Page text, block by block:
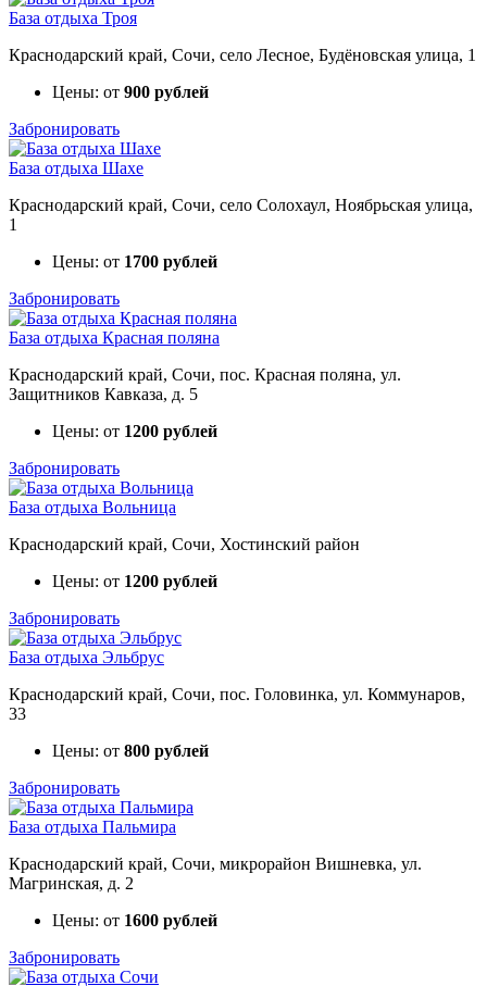
База отдыха Троя
Краснодарский край, Сочи, село Лесное, Будёновская улица, 1
Цены: от 900 рублей
Забронировать
База отдыха Шахе
Краснодарский край, Сочи, село Солохаул, Ноябрьская улица,
1
Цены: от 1700 рублей
Забронировать
База отдыха Красная поляна
Краснодарский край, Сочи, пос. Красная поляна, ул.
Защитников Кавказа, д. 5
Цены: от 1200 рублей
Забронировать
База отдыха Вольница
Краснодарский край, Сочи, Хостинский район
Цены: от 1200 рублей
Забронировать
База отдыха Эльбрус
Краснодарский край, Сочи, пос. Головинка, ул. Коммунаров,
33
Цены: от 800 рублей
Забронировать
База отдыха Пальмира
Краснодарский край, Сочи, микрорайон Вишневка, ул.
Магринская, д. 2
Цены: от 1600 рублей
Забронировать